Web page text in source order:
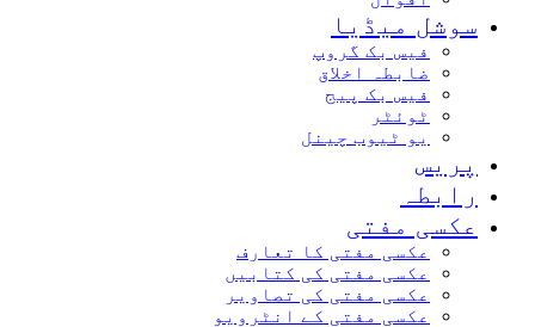
سوشل میڈیا
فیس بک گروپ
ضابطہ اخلاق
فیس بک پیج
ٹوئٹر
یو ٹیوب چینل
پریس
رابطہ
عکسی مفتی
عکسی مفتی کا تعارف
عکسی مفتی کی کتابیں
عکسی مفتی کی تصاویر
عکسی مفتی کے انٹرویو